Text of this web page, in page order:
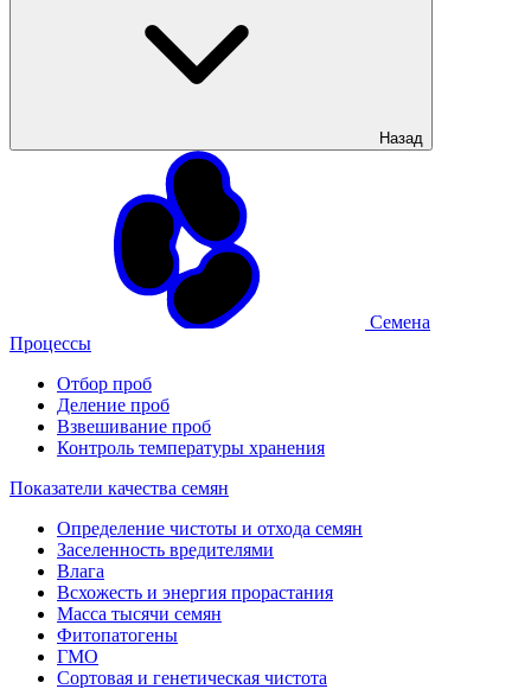
Назад
Семена
Процессы
Отбор проб
Деление проб
Взвешивание проб
Контроль температуры хранения
Показатели качества семян
Определение чистоты и отхода семян
Заселенность вредителями
Влага
Всхожесть и энергия прорастания
Масса тысячи семян
Фитопатогены
ГМО
Сортовая и генетическая чистота